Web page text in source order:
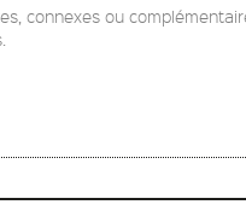
connexes ou